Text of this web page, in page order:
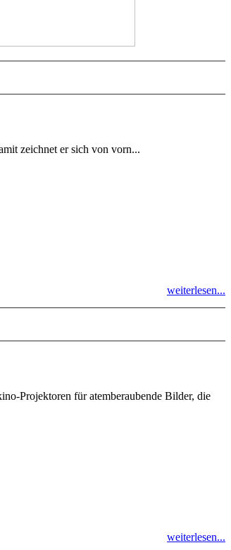
zeichnet er sich von vorn...
weiterlesen...
Projektoren für atemberaubende Bilder, die
weiterlesen...